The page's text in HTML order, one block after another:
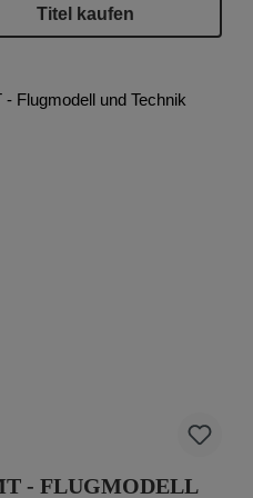
Titel kaufen
- FLUGMODELL